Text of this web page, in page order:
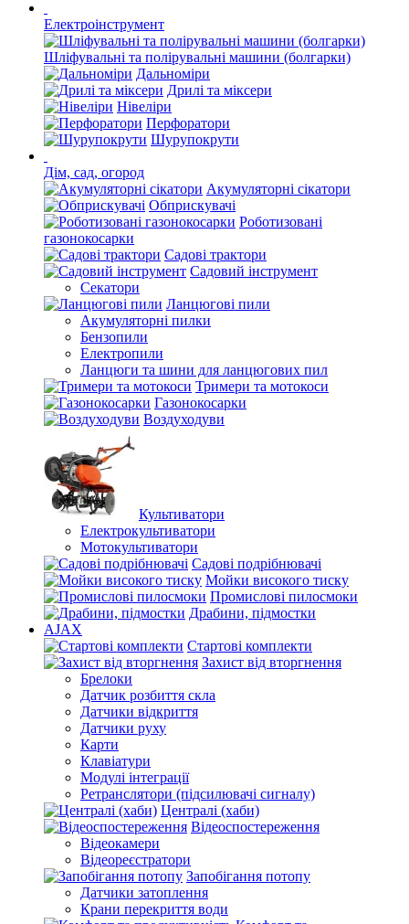
Електроінструмент
Шліфувальні та полірувальні машини (болгарки)
Дальноміри
Дрилі та міксери
Нівеліри
Перфоратори
Шурупокрути
Дім, сад, огород
Акумуляторні сікатори
Обприскувачі
Роботизовані
газонокосарки
Садові трактори
Садовий інструмент
Секатори
Ланцюгові пили
Акумуляторні пилки
Бензопили
Електропили
Ланцюги та шини для ланцюгових пил
Тримери та мотокоси
Газонокосарки
Воздуходуви
Культиватори
Електрокультиватори
Мотокультиватори
Садові подрібнювачі
Мойки високого тиску
Промислові пилосмоки
Драбини, підмостки
AJAX
Стартові комплекти
Захист від вторгнення
Брелоки
Датчик розбиття скла
Датчики відкриття
Датчики руху
Карти
Клавіатури
Модулі інтеграції
Ретранслятори (підсилювачі сигналу)
Централі (хаби)
Відеоспостереження
Відеокамери
Відеореєстратори
Запобігання потопу
Датчики затоплення
Крани перекриття води